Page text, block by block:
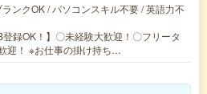
ンクOK / パソコンスキル不要 / 英語力不
登録OK！】〇未経験大歓迎！〇フリータ
迎！ ※お仕事の掛け持ち…